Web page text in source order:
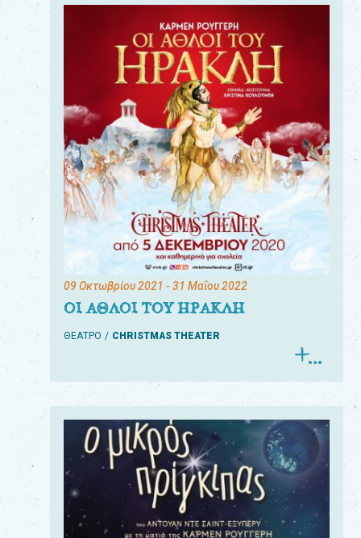
09 Οκτωβρίου 2021 - 31 Μαΐου 2022
ΟΙ ΑΘΛΟΙ ΤΟΥ ΗΡΑΚΛΗ
ΘΕΑΤΡΟ CHRISTMAS THEATER